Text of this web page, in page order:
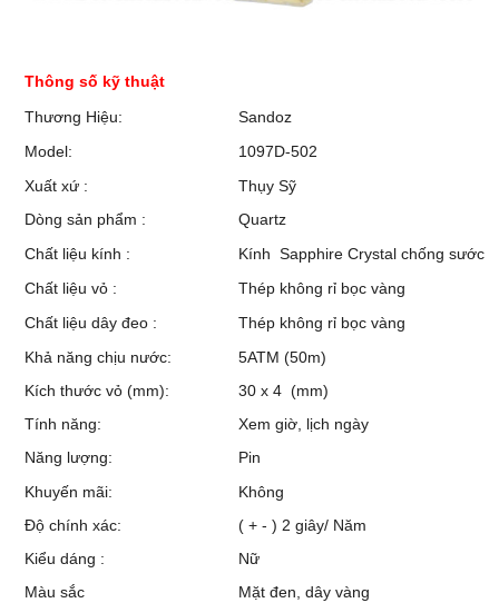
Thông số kỹ thuật
Thương Hiệu:
Sandoz
Model:
1097D-502
Xuất xứ :
Thụy Sỹ
Dòng sản phẩm :
Quartz
Chất liệu kính :
Kính Sapphire Crystal chống sước
Chất liệu vỏ :
Thép không rỉ bọc vàng
Chất liệu dây đeo :
Thép không rỉ bọc vàng
Khả năng chịu nước:
5ATM (50m)
Kích thước vỏ (mm):
30 x 4 (mm)
Tính năng:
Xem giờ, lịch ngày
Năng lượng:
Pin
Khuyến mãi:
Không
Độ chính xác:
( + - ) 2 giây/ Năm
Kiểu dáng :
Nữ
Màu sắc
Mặt đen, dây vàng